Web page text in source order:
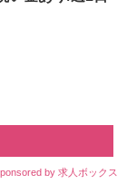
by 求人ボックス